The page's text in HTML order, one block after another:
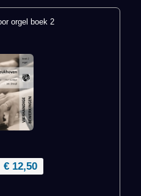
orgel boek 2
€ 12,50